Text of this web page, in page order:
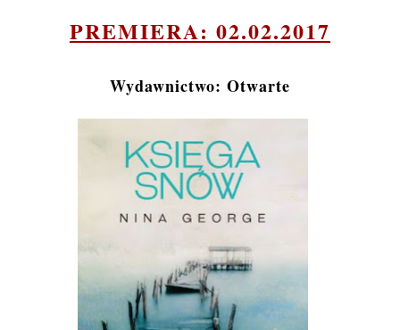
PREMIERA: 02.02.2017
Wydawnictwo: Otwarte